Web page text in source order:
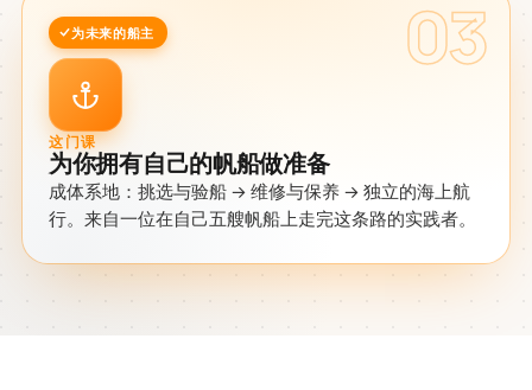
03
为未来的船主
这门课
为你拥有自己的帆船做准备
成体系地：挑选与验船 → 维修与保养 → 独立的海上航
行。来自一位在自己五艘帆船上走完这条路的实践者。